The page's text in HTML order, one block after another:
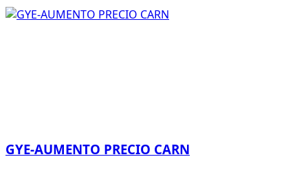
GYE-AUMENTO PRECIO CARN